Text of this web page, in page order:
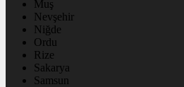
Muş
Nevşehir
Niğde
Ordu
Rize
Sakarya
Samsun